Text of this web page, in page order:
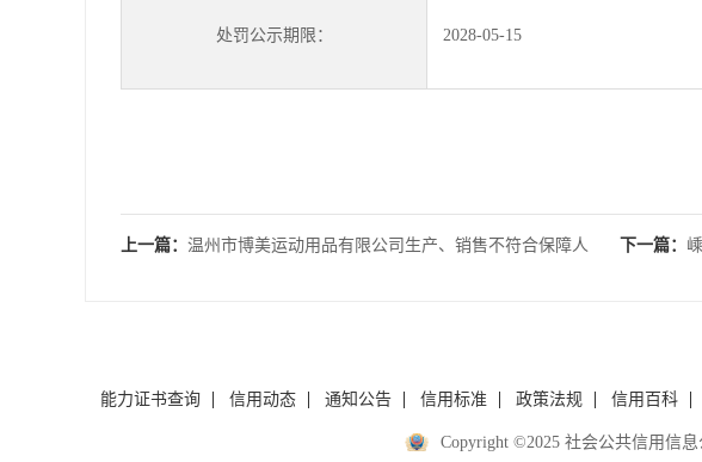
处罚公示期限： 2028-05-15
上一篇： 温州市博美运动用品有限公司生产、销售不符合保障人 下一篇：
能力证书查询 信用动态 通知公告 信用标准 政策法规 信用百科
Copyright ©2025 社会公共信用信